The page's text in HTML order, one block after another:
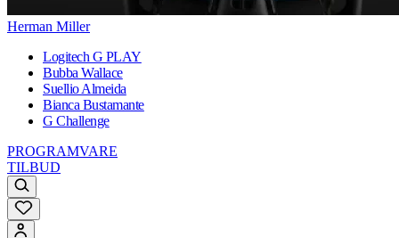
Herman Miller
Logitech G PLAY
Bubba Wallace
Suellio Almeida
Bianca Bustamante
G Challenge
PROGRAMVARE
TILBUD